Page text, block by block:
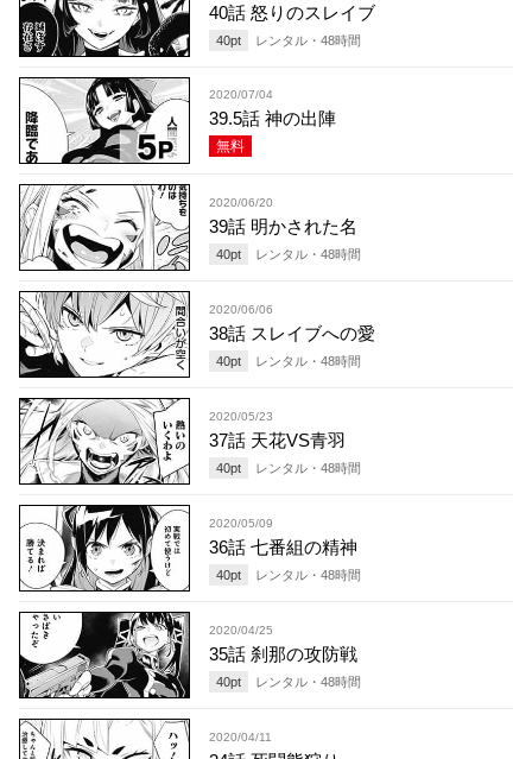
40話 怒りのスレイブ
40pt レンタル・ 48時間
2020/07/04
39.5話 神の出陣
無料
2020/06/20
39話 明かされた名
40pt レンタル・ 48時間
2020/06/06
38話 スレイブへの愛
40pt レンタル・ 48時間
2020/05/23
37話 天花VS青羽
40pt レンタル・ 48時間
2020/05/09
36話 七番組の精神
40pt レンタル・ 48時間
2020/04/25
35話 刹那の攻防戦
40pt レンタル・ 48時間
2020/04/11